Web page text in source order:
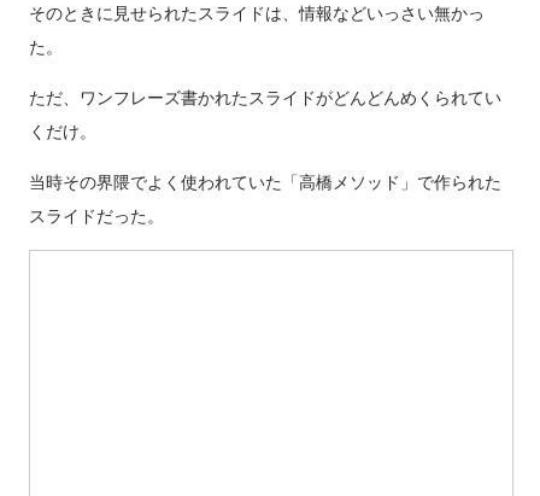
そのときに見せられたスライドは、情報などいっさい無かっ
た。
ただ、ワンフレーズ書かれたスライドがどんどんめくられてい
くだけ。
当時その界隈でよく使われていた「高橋メソッド」で作られた
スライドだった。